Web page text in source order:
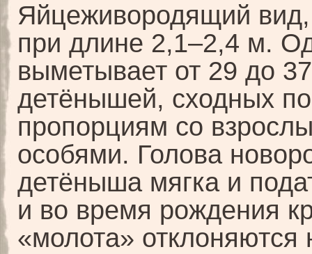
Яйцеживородящий вид,
при длине 2,1–2,4 м.
выметывает от 29 до 37
детёнышей, сходных
пропорциям со
особями. Голова
детёныша мягка и
и во время рождения
«молота» отклоняются